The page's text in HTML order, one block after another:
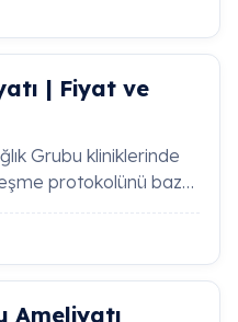
estetik bir cerrahidir.
görünümün estetik
hem de iç kısımdaki
deviasyonu)
optimize edilmesini
, burun cerrahilerinde
güncel tıp
(Boğaz Reflüsü) Nedir,
| Fiyat ve
Grubu kliniklerinde
protokolünü baz
Ameliyatı